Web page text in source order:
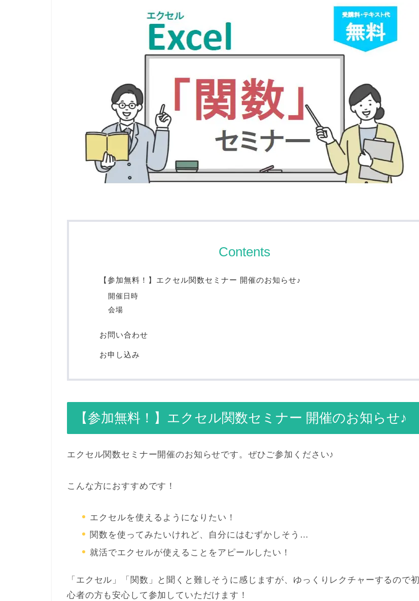
Contents
【参加無料！】エクセル関数セミナー 開催のお知らせ♪
開催日時
会場
お問い合わせ
お申し込み
【参加無料！】エクセル関数セミナー 開催のお知らせ♪
エクセル関数セミナー開催のお知らせです。ぜひご参加ください♪
こんな方におすすめです！
エクセルを使えるようになりたい！
関数を使ってみたいけれど、自分にはむずかしそう…
就活でエクセルが使えることをアピールしたい！
「エクセル」「関数」と聞くと難しそうに感じますが、ゆっくりレクチャーするので初
心者の方も安心して参加していただけます！